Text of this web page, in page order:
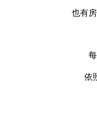
也有
依